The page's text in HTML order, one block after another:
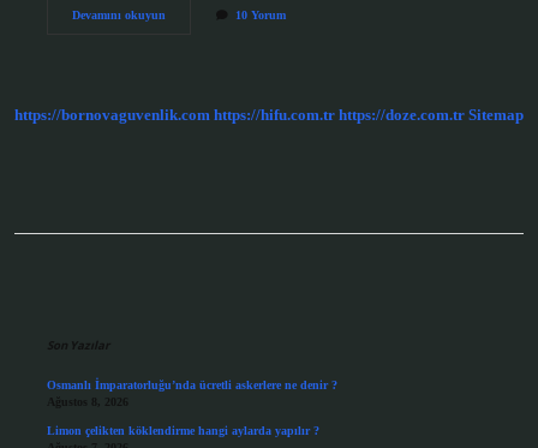
Devamını okuyunHalife
10 Yorum
https://bornovaguvenlik.com https://hifu.com.tr https://doze.com.tr Sitemap
Son Yazılar
Osmanlı İmparatorluğu’nda ücretli askerlere ne denir ?
Ağustos 8, 2026
Limon çelikten köklendirme hangi aylarda yapılır ?